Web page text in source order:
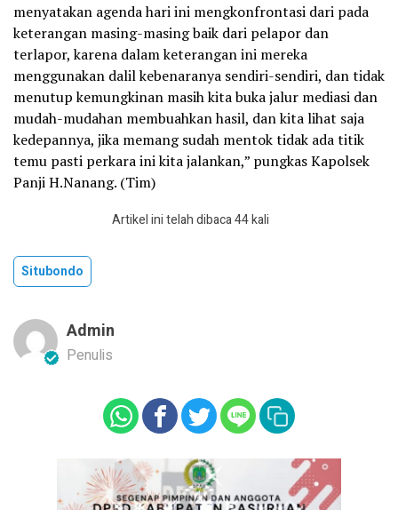
menyatakan agenda hari ini mengkonfrontasi dari pada
keterangan masing-masing baik dari pelapor dan
terlapor, karena dalam keterangan ini mereka
menggunakan dalil kebenaranya sendiri-sendiri, dan tidak
menutup kemungkinan masih kita buka jalur mediasi dan
mudah-mudahan membuahkan hasil, dan kita lihat saja
kedepannya, jika memang sudah mentok tidak ada titik
temu pasti perkara ini kita jalankan,” pungkas Kapolsek
Panji H.Nanang. (Tim)
Artikel ini telah dibaca 44 kali
Situbondo
Admin
Penulis